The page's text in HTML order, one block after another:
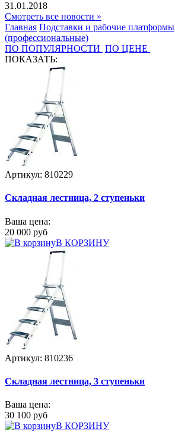
31.01.2018
Смотреть все новости »
Главная Подставки и рабочие платформы
(профессиональные)
ПО ПОПУЛЯРНОСТИ ПО ЦЕНЕ
ПОКАЗАТЬ:
Артикул: 810229
Складная лестница, 2 ступеньки
Ваша цена:
20 000 руб
В КОРЗИНУ
Артикул: 810236
Складная лестница, 3 ступеньки
Ваша цена:
30 100 руб
В КОРЗИНУ